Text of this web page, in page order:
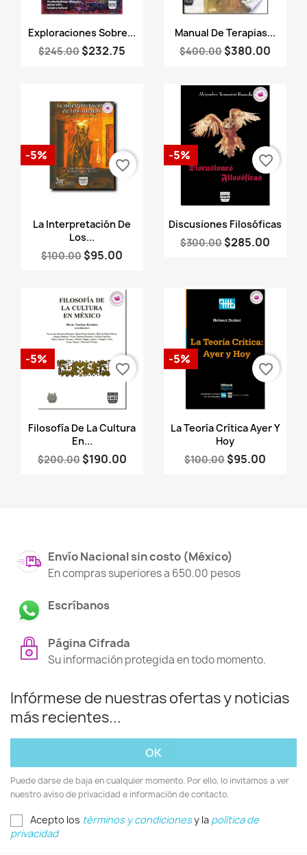
Vista rápida
Exploraciones Sobre...
$245.00 $232.75
Vista rápida
Manual De Terapias...
$400.00 $380.00
Vista rápida
La Interpretación De
Los...
$100.00 $95.00
-5%
favorite_border
Vista rápida
Discusiones Filosóficas
$300.00 $285.00
-5% favorite_border
Vista rápida
Filosofía De La Cultura
En...
$200.00 $190.00
-5%
favorite_border
Vista rápida
La Teoría Crítica Ayer Y
Hoy
$100.00 $95.00
-5%
favorite_border
Envío Nacional sin costo (México)
En compras superiores a 650.00 pesos
Escríbanos
Página Cifrada
Su información protegida en todo momento.
Infórmese de nuestras ofertas y noticias
más recientes...
Puede darse de baja en cualquier momento. Por ello, lo invitamos a ver
nuestro aviso de privacidad e información de contacto.
Acepto los términos y condicionesy la política de
privacidad